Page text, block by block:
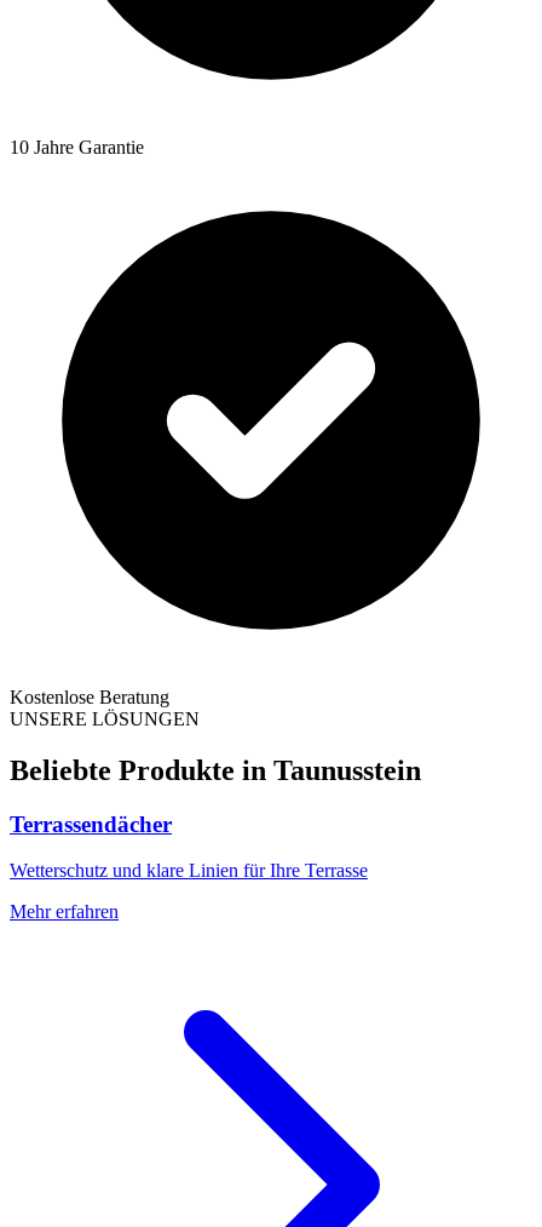
10 Jahre Garantie
Kostenlose Beratung
UNSERE LÖSUNGEN
Beliebte Produkte in Taunusstein
Terrassendächer
Wetterschutz und klare Linien für Ihre Terrasse
Mehr erfahren